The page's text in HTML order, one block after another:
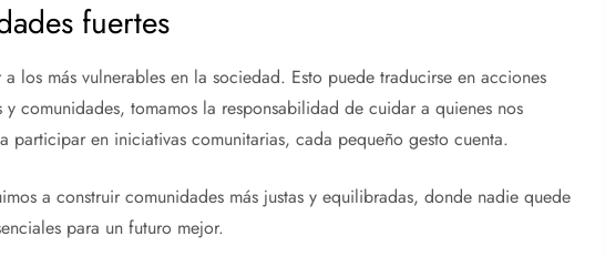
fuertes
los más vulnerables en la sociedad. Esto puede traducirse en acciones
comunidades, tomamos la responsabilidad de cuidar a quienes nos
participar en iniciativas comunitarias, cada pequeño gesto cuenta.
a construir comunidades más justas y equilibradas, donde nadie quede
para un futuro mejor.